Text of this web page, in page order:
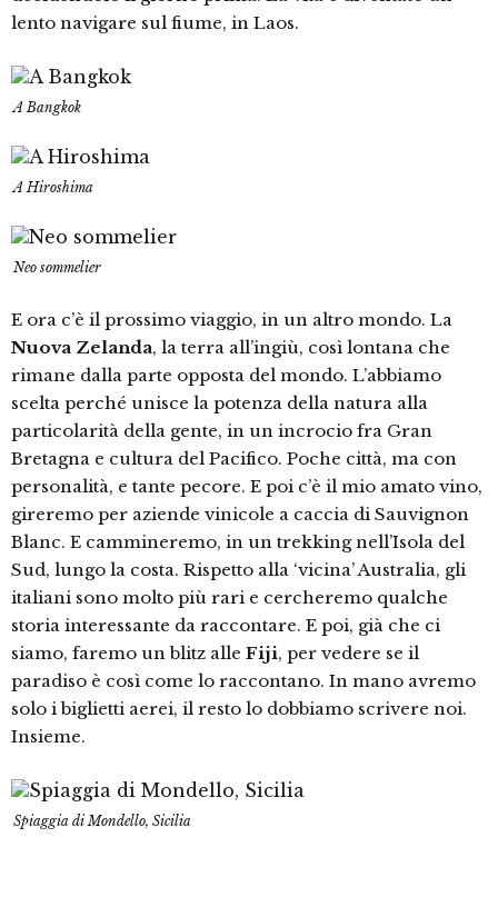
lento navigare sul fiume, in Laos.
A Bangkok
A Hiroshima
Neo sommelier
E ora c’è il prossimo viaggio, in un altro mondo. La
Nuova Zelanda, la terra all’ingiù, così lontana che
rimane dalla parte opposta del mondo. L’abbiamo
scelta perché unisce la potenza della natura alla
particolarità della gente, in un incrocio fra Gran
Bretagna e cultura del Pacifico. Poche città, ma con
personalità, e tante pecore. E poi c’è il mio amato vino,
gireremo per aziende vinicole a caccia di Sauvignon
Blanc. E cammineremo, in un trekking nell’Isola del
Sud, lungo la costa. Rispetto alla ‘vicina’ Australia, gli
italiani sono molto più rari e cercheremo qualche
storia interessante da raccontare. E poi, già che ci
siamo, faremo un blitz alle Fiji, per vedere se il
paradiso è così come lo raccontano. In mano avremo
solo i biglietti aerei, il resto lo dobbiamo scrivere noi.
Insieme.
Spiaggia di Mondello, Sicilia